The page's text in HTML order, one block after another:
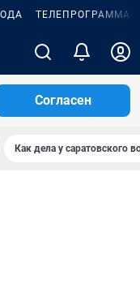
ТЕЛЕПРОГРАММА
Согласен
Как дела у саратовского